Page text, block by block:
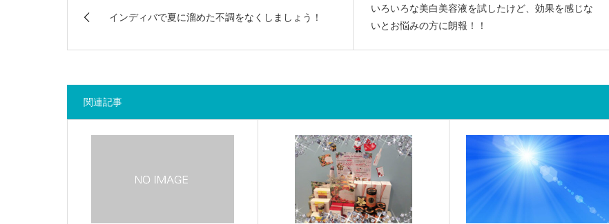
インディバで夏に溜めた不調をなくしましょう！
いろいろな美白美容液を試したけど、効果を感じな
いとお悩みの方に朗報！！
関連記事